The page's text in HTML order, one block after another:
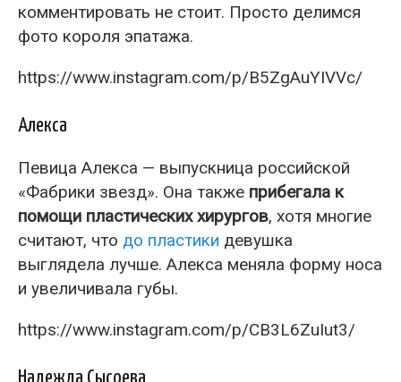
комментировать не стоит. Просто делимся
фото короля эпатажа.
https://www.instagram.com/p/B5ZgAuYIVVc/
Алекса
Певица Алекса — выпускница российской
«Фабрики звезд». Она также прибегала к
помощи пластических хирургов, хотя многие
считают, что до пластики девушка
выглядела лучше. Алекса меняла форму носа
и увеличивала губы.
https://www.instagram.com/p/CB3L6ZuIut3/
Надежда Сысоева